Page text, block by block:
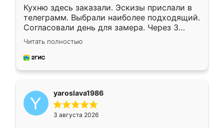
Кухню здесь заказали. Эскизы прислали в
телеграмм. Выбрали наиболее подходящий.
Согласовали день для замера. Через 3
недели кухня была уже готова. Остались
довольны работой. Спасибо Ренессанс
мебель за качественную работу!
Читать полностью
yaroslava1986
3 августа 2026